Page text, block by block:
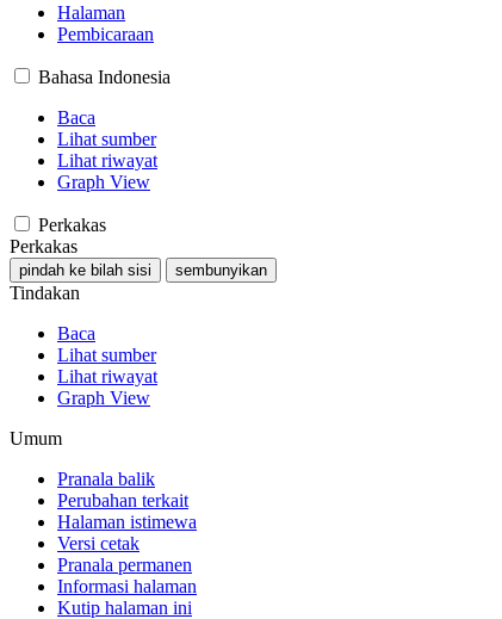
Halaman
Pembicaraan
Bahasa Indonesia
Baca
Lihat sumber
Lihat riwayat
Graph View
Perkakas
Perkakas
pindah ke bilah sisi sembunyikan
Tindakan
Baca
Lihat sumber
Lihat riwayat
Graph View
Umum
Pranala balik
Perubahan terkait
Halaman istimewa
Versi cetak
Pranala permanen
Informasi halaman
Kutip halaman ini